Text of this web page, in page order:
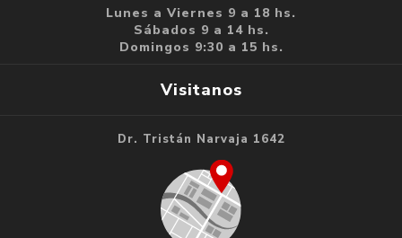
Lunes a Viernes 9 a 18 hs.
Sábados 9 a 14 hs.
Domingos 9:30 a 15 hs.
Visitanos
Dr. Tristán Narvaja 1642